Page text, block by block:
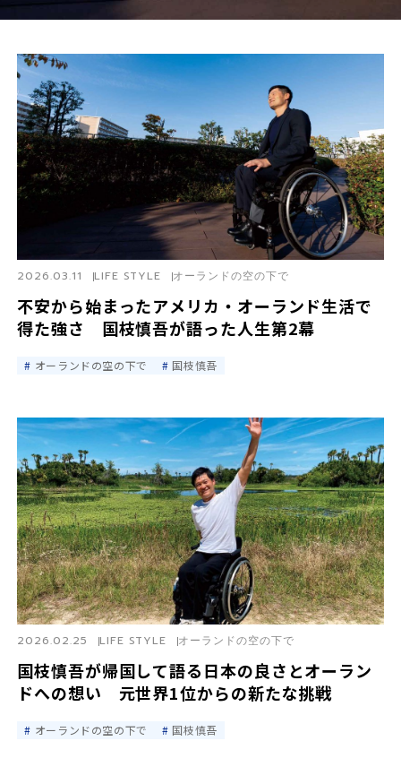
不安から始まったアメリカ・オーランド生活で
得た強さ 国枝慎吾が語った人生第2幕
2026.03.11 LIFE STYLE オーランドの空の下で
オーランドの空の下で 国枝慎吾
国枝慎吾が帰国して語る日本の良さとオーラン
ドへの想い 元世界1位からの新たな挑戦
2026.02.25 LIFE STYLE オーランドの空の下で
オーランドの空の下で 国枝慎吾